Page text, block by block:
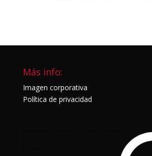
Más info:
Imagen corporativa
Política de privacidad